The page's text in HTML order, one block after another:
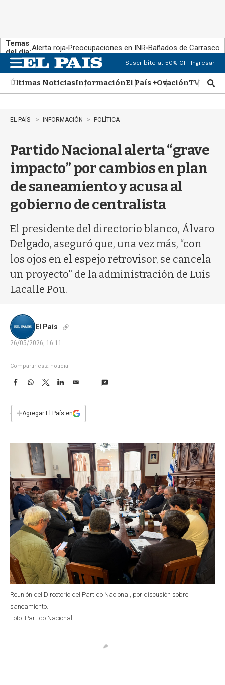
Temas
del día:Alerta roja Preocupaciones en INR Bañados de Carrasco
n
u
Suscribite al 50% OFFIngresar
Últimas NoticiasInformaciónEl País +OvaciónTV Show
M
o
a
EL PAÍS INFORMACIÓN POLÍTICA
Partido Nacional alerta “grave
impacto” por cambios en plan
de saneamiento y acusa al
gobierno de centralista
El presidente del directorio blanco, Álvaro
Delgado, aseguró que, una vez más, “con
los ojos en el espejo retrovisor, se cancela
un proyecto" de la administración de Luis
Lacalle Pou.
El País
26/05/2026, 16:11
Compartir esta noticia
F
e
b
W
s
p
T
w
t
L
E
i
l
+Agregar El País en
Reunión del Directorio del Partido Nacional, por discusión sobre
saneamiento.
Foto: Partido Nacional.